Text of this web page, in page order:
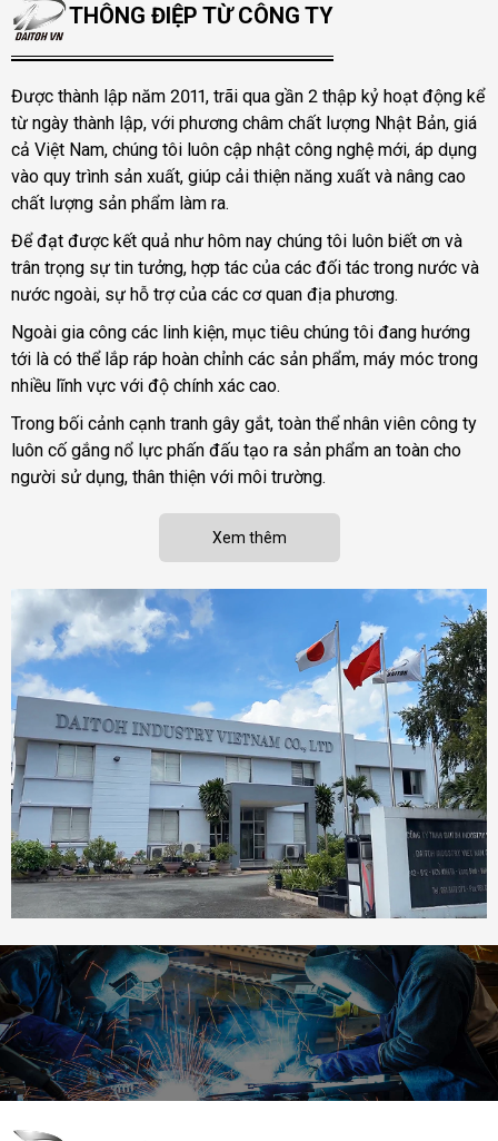
THÔNG ĐIỆP TỪ CÔNG TY
Được thành lập năm 2011, trãi qua gần 2 thập kỷ hoạt động kể
từ ngày thành lập, với phương châm chất lượng Nhật Bản, giá
cả Việt Nam, chúng tôi luôn cập nhật công nghệ mới, áp dụng
vào quy trình sản xuất, giúp cải thiện năng xuất và nâng cao
chất lượng sản phẩm làm ra.
Để đạt được kết quả như hôm nay chúng tôi luôn biết ơn và
trân trọng sự tin tưởng, hợp tác của các đối tác trong nước và
nước ngoài, sự hỗ trợ của các cơ quan địa phương.
Ngoài gia công các linh kiện, mục tiêu chúng tôi đang hướng
tới là có thể lắp ráp hoàn chỉnh các sản phẩm, máy móc trong
nhiều lĩnh vực với độ chính xác cao.
Trong bối cảnh cạnh tranh gây gắt, toàn thể nhân viên công ty
luôn cố gắng nổ lực phấn đấu tạo ra sản phẩm an toàn cho
người sử dụng, thân thiện với môi trường.
Xem thêm